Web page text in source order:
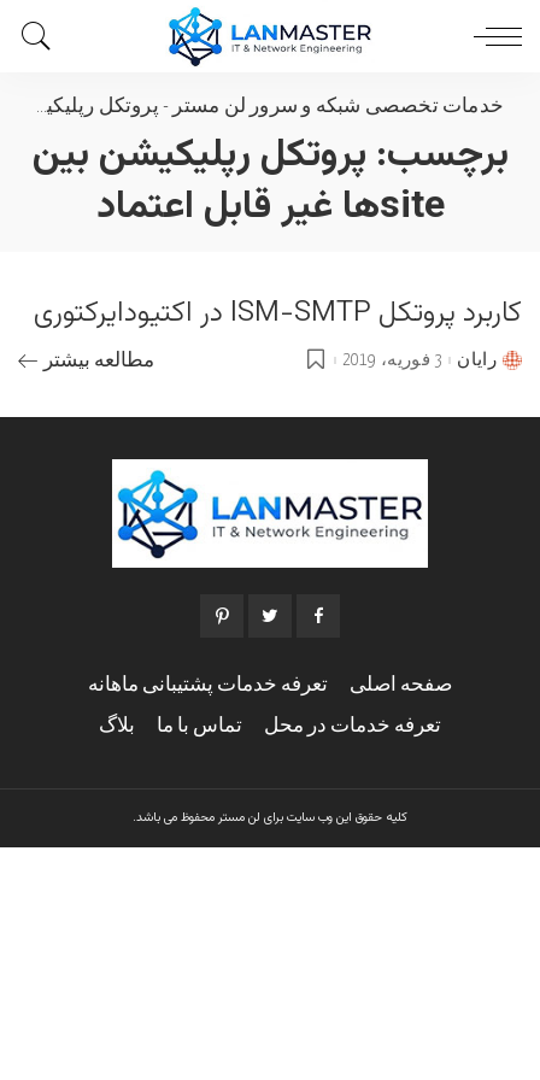
خدمات تخصصی شبکه و سرور لن مستر - پروتکل رپلیکیشن بین siteها غیر قابل اعتماد
برچسب: پروتکل رپلیکیشن بین
siteها غیر قابل اعتماد
کاربرد پروتکل ISM-SMTP در اکتیودایرکتوری
Postedرایان 3 فوریه، 2019 مطالعه بیشتر
صفحه اصلی تعرفه خدمات پشتیبانی ماهانه
تعرفه خدمات در محل تماس با ما بلاگ
کلیه حقوق این وب سایت برای لن مستر محفوظ می باشد.